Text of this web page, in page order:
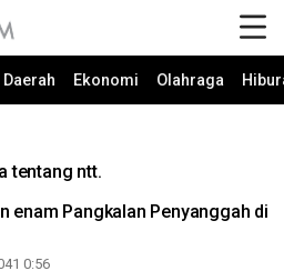
Ekonomi Olahraga
tentang ntt.
enam Pangkalan Penyanggah di
0:56